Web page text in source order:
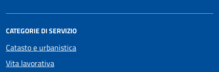
CATEGORIE DI SERVIZIO
Catasto e urbanistica
Vita lavorativa